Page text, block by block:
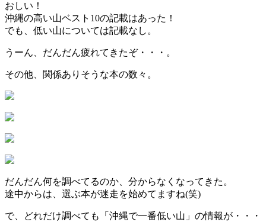
おしい！
沖縄の高い山ベスト10の記載はあった！
でも、低い山については記載なし。
うーん、だんだん疲れてきたぞ・・・。
その他、関係ありそうな本の数々。
だんだん何を調べてるのか、分からなくなってきた。
途中からは、選ぶ本が迷走を始めてますね(笑)
で、どれだけ調べても「沖縄で一番低い山」の情報が・・・